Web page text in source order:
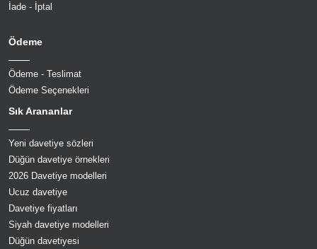
İade - İptal
Ödeme
Ödeme - Teslimat
Ödeme Seçenekleri
Sık Arananlar
Yeni davetiye sözleri
Düğün davetiye örnekleri
2026 Davetiye modelleri
Ucuz davetiye
Davetiye fiyatları
Siyah davetiye modelleri
Düğün davetiyesi